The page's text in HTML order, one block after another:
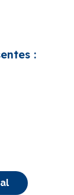
: